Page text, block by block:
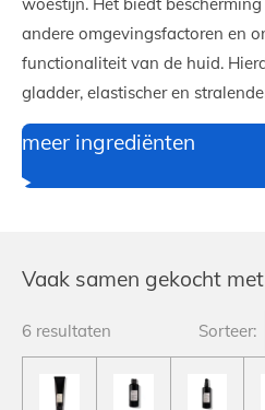
woestijn. Het biedt
andere omgevingsfactoren en
functionaliteit van de huid.
gladder, elastischer en
meer ingrediënten
Vaak samen gekocht met
6 resultaten Sorteer: